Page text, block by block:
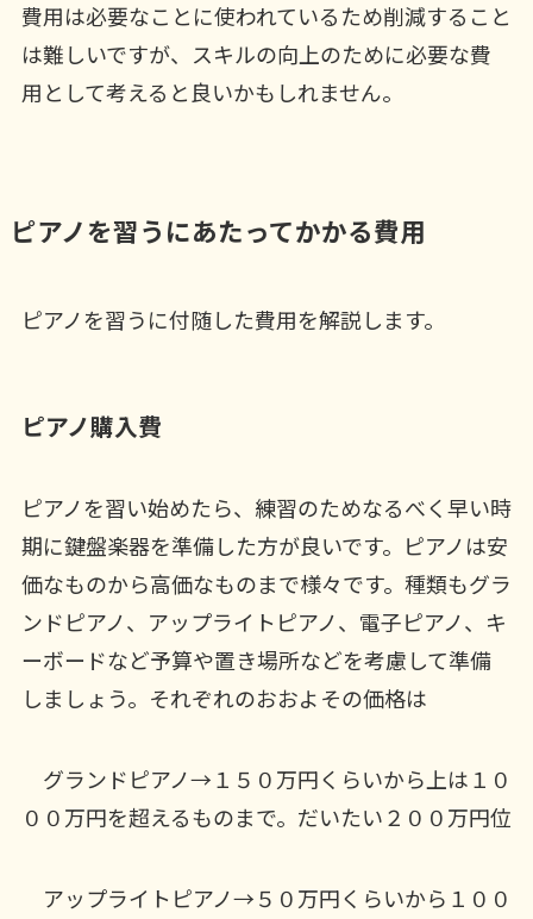
費用は必要なことに使われているため削減すること
は難しいですが、スキルの向上のために必要な費
用として考えると良いかもしれません。
ピアノを習うにあたってかかる費用
ピアノを習うに付随した費用を解説します。
ピアノ購入費
ピアノを習い始めたら、練習のためなるべく早い時
期に鍵盤楽器を準備した方が良いです。ピアノは安
価なものから高価なものまで様々です。種類もグラ
ンドピアノ、アップライトピアノ、電子ピアノ、キ
ーボードなど予算や置き場所などを考慮して準備
しましょう。それぞれのおおよその価格は
グランドピアノ→１５０万円くらいから上は１０
００万円を超えるものまで。だいたい２００万円位
アップライトピアノ→５０万円くらいから１００